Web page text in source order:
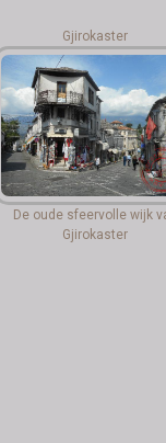
Gjirokaster
De oude sfeervolle wijk
Gjirokaster